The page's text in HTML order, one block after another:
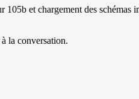
et chargement des
la conversation.